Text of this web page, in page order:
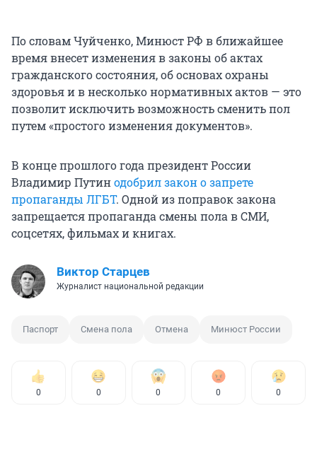
По словам Чуйченко, Минюст РФ в ближайшее
время внесет изменения в законы об актах
гражданского состояния, об основах охраны
здоровья и в несколько нормативных актов — это
позволит исключить возможность сменить пол
путем «простого изменения документов».
В конце прошлого года президент России
Владимир Путинодобрил закон о запрете
пропаганды ЛГБТ. Одной из поправок закона
запрещается пропаганда смены пола в СМИ,
соцсетях, фильмах и книгах.
Виктор Старцев
Журналист национальной редакции
Паспорт Смена пола Отмена Минюст России
0 0 0 0 0